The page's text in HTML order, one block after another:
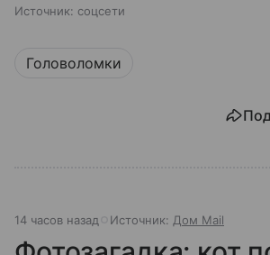
Источник: соцсети
Головоломки
14 часов назад Источник: Дом Mail